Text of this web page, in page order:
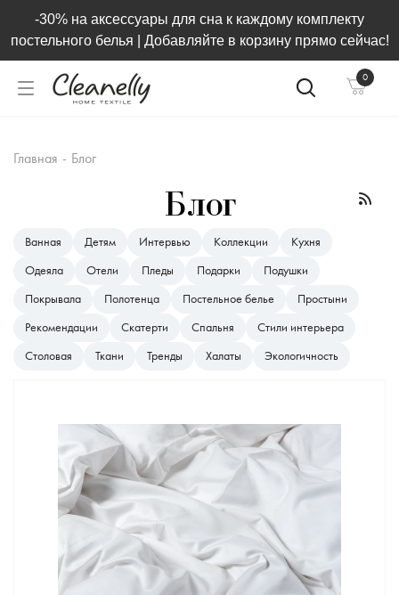
-30% на аксессуары для сна к каждому комплекту
постельного белья | Добавляйте в корзину прямо сейчас!
0
Главная - Блог
Блог
Ванная Детям Интервью Коллекции
Кухня
Одеяла
Отели Пледы Подарки
Подушки
Покрывала
Полотенца Постельное белье
Простыни
Рекомендации
Скатерти Спальня
Стили интерьера
Столовая
Ткани Тренды Халаты Экологичность